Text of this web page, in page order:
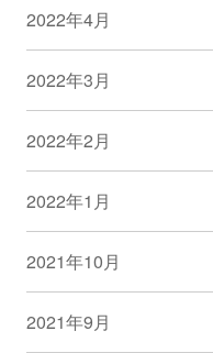
2022年4月
2022年3月
2022年2月
2022年1月
2021年10月
2021年9月